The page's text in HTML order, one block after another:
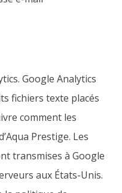
Google Analytics
fichiers texte placés
comment les
Prestige. Les
transmises à Google
aux États-Unis.